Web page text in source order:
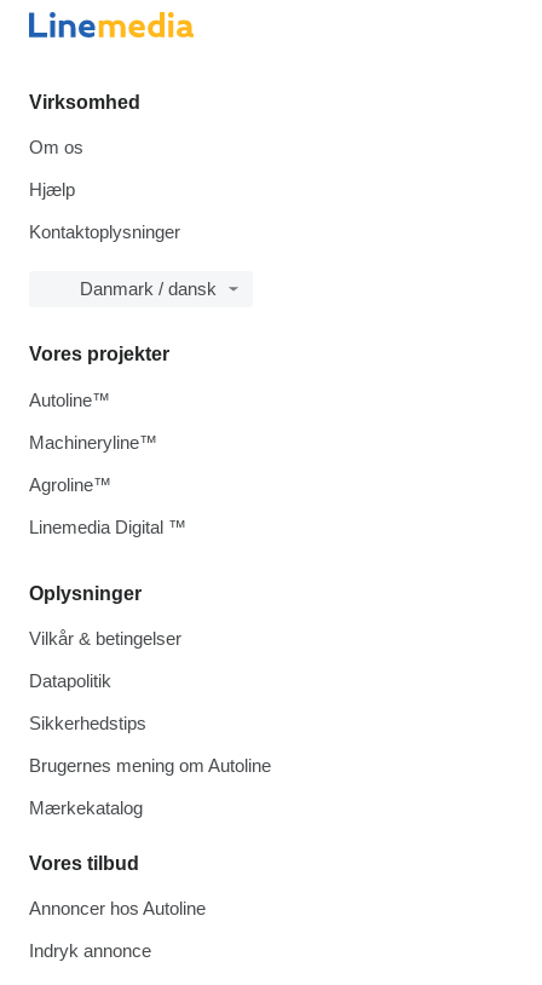
Virksomhed
Om os
Hjælp
Kontaktoplysninger
Danmark / dansk
Oplysninger
Vilkår & betingelser
Datapolitik
Sikkerhedstips
Brugernes mening om Autoline
Mærkekatalog
Vores tilbud
Annoncer hos Autoline
Indryk annonce
Vores projekter
Autoline™
Machineryline™
Agroline™
Linemedia Digital ™